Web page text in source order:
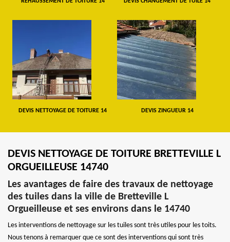
DEVIS NETTOYAGE DE TOITURE 14 DEVIS ZINGUEUR 14
DEVIS NETTOYAGE DE TOITURE BRETTEVILLE L
ORGUEILLEUSE 14740
Les avantages de faire des travaux de nettoyage
des tuiles dans la ville de Bretteville L
Orgueilleuse et ses environs dans le 14740
Les interventions de nettoyage sur les tuiles sont très utiles pour les toits.
Nous tenons à remarquer que ce sont des interventions qui sont très